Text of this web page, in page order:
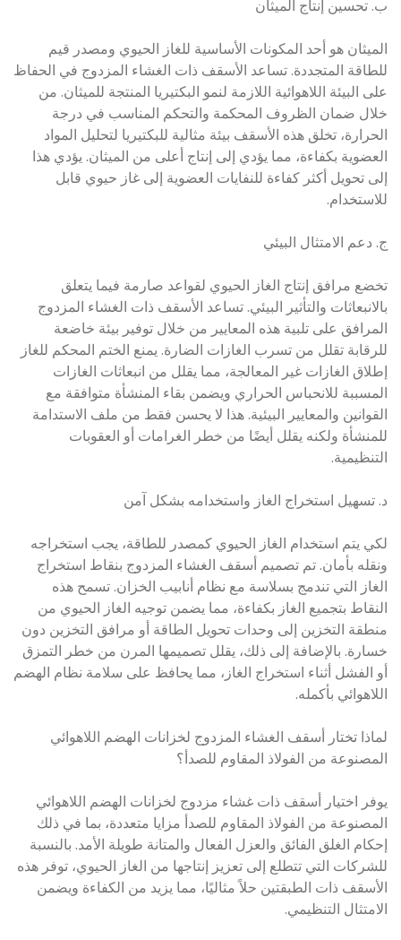
ب. تحسين إنتاج الميثان
الميثان هو أحد المكونات الأساسية للغاز الحيوي ومصدر قيم
للطاقة المتجددة. تساعد الأسقف ذات الغشاء المزدوج في الحفاظ
على البيئة اللاهوائية اللازمة لنمو البكتيريا المنتجة للميثان. من
خلال ضمان الظروف المحكمة والتحكم المناسب في درجة
الحرارة، تخلق هذه الأسقف بيئة مثالية للبكتيريا لتحليل المواد
العضوية بكفاءة، مما يؤدي إلى إنتاج أعلى من الميثان. يؤدي هذا
إلى تحويل أكثر كفاءة للنفايات العضوية إلى غاز حيوي قابل
للاستخدام.
ج. دعم الامتثال البيئي
تخضع مرافق إنتاج الغاز الحيوي لقواعد صارمة فيما يتعلق
بالانبعاثات والتأثير البيئي. تساعد الأسقف ذات الغشاء المزدوج
المرافق على تلبية هذه المعايير من خلال توفير بيئة خاضعة
للرقابة تقلل من تسرب الغازات الضارة. يمنع الختم المحكم للغاز
إطلاق الغازات غير المعالجة، مما يقلل من انبعاثات الغازات
المسببة للانحباس الحراري ويضمن بقاء المنشأة متوافقة مع
القوانين والمعايير البيئية. هذا لا يحسن فقط من ملف الاستدامة
للمنشأة ولكنه يقلل أيضًا من خطر الغرامات أو العقوبات
التنظيمية.
د. تسهيل استخراج الغاز واستخدامه بشكل آمن
لكي يتم استخدام الغاز الحيوي كمصدر للطاقة، يجب استخراجه
ونقله بأمان. تم تصميم أسقف الغشاء المزدوج بنقاط استخراج
الغاز التي تندمج بسلاسة مع نظام أنابيب الخزان. تسمح هذه
النقاط بتجميع الغاز بكفاءة، مما يضمن توجيه الغاز الحيوي من
منطقة التخزين إلى وحدات تحويل الطاقة أو مرافق التخزين دون
خسارة. بالإضافة إلى ذلك، يقلل تصميمها المرن من خطر التمزق
أو الفشل أثناء استخراج الغاز، مما يحافظ على سلامة نظام الهضم
اللاهوائي بأكمله.
لماذا تختار أسقف الغشاء المزدوج لخزانات الهضم اللاهوائي
المصنوعة من الفولاذ المقاوم للصدأ؟
يوفر اختيار أسقف ذات غشاء مزدوج لخزانات الهضم اللاهوائي
المصنوعة من الفولاذ المقاوم للصدأ مزايا متعددة، بما في ذلك
إحكام الغلق الفائق والعزل الفعال والمتانة طويلة الأمد. بالنسبة
للشركات التي تتطلع إلى تعزيز إنتاجها من الغاز الحيوي، توفر هذه
الأسقف ذات الطبقتين حلاً مثاليًا، مما يزيد من الكفاءة ويضمن
الامتثال التنظيمي.